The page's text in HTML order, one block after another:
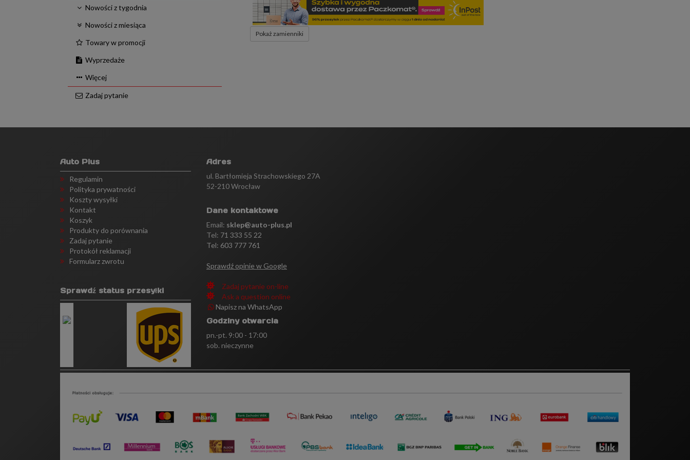
Nowości z tygodnia
Nowości z miesiąca
Towary w promocji
Wyprzedaże
Więcej
Zadaj pytanie
Pokaż zamienniki
Auto Plus
Regulamin
Polityka prywatności
Koszty wysyłki
Kontakt
Koszyk
Produkty do porównania
Zadaj pytanie
Protokół reklamacji
Formularz zwrotu
Sprawdź status przesyłki
Adres
ul. Bartłomieja Strachowskiego 27A
52-210 Wrocław
Dane kontaktowe
Email: sklep@auto-plus.pl
Tel: 71 333 55 22
Tel: 603 777 761
Sprawdź opinie w Google
Zadaj pytanie on-line
Ask a question online
Napisz na WhatsApp
Godziny otwarcia
pn.-pt. 9:00 - 17:00
sob. nieczynne